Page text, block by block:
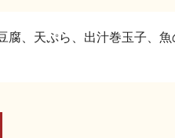
腐、天ぷら、出汁巻玉子、